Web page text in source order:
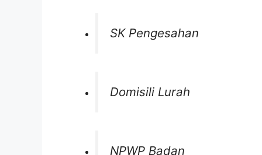
SK Pengesahan
Domisili Lurah
NPWP Badan